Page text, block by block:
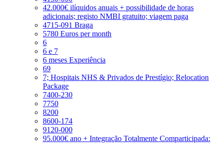
42.000€ ilíquidos anuais + possibilidade de horas
adicionais; registo NMBI gratuito; viagem paga
4715-091 Braga
5780 Euros per month
6
6 e 7
6 meses Experiência
69
7; Hospitais NHS & Privados de Prestígio; Relocation
Package
7400-230
7750
8200
8600-174
9120-000
95.000€ ano + Integração Totalmente Comparticipada: